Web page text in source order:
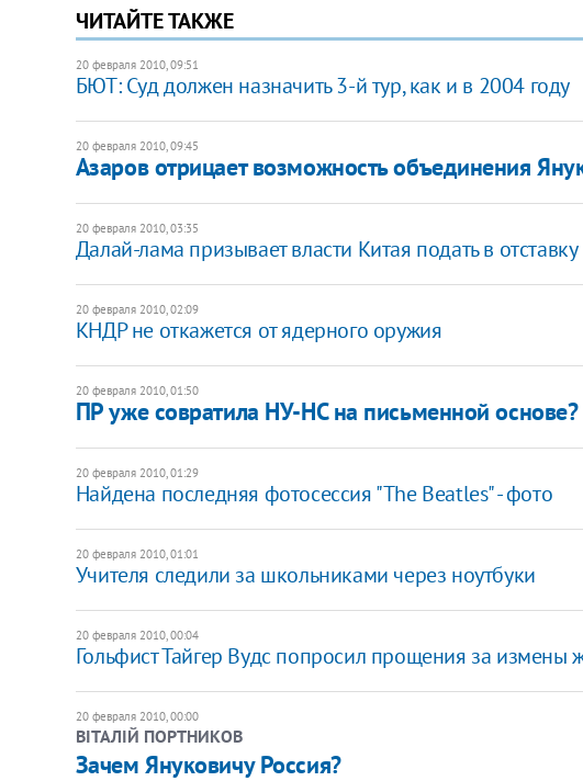
ЧИТАЙТЕ ТАКЖЕ
20 февраля 2010, 09:51
БЮТ: Суд должен назначить 3-й тур, как и в 2004 году
20 февраля 2010, 09:45
Азаров отрицает возможность объединения
20 февраля 2010, 03:35
Далай-лама призывает власти Китая подать в отставку
20 февраля 2010, 02:09
КНДР не откажется от ядерного оружия
20 февраля 2010, 01:50
ПР уже совратила НУ-НС на письменной основе?
20 февраля 2010, 01:29
Найдена последняя фотосессия "The Beatles" - фото
20 февраля 2010, 01:01
Учителя следили за школьниками через ноутбуки
20 февраля 2010, 00:04
Гольфист Тайгер Вудс попросил прощения за измены
20 февраля 2010, 00:00
ВІТАЛІЙ ПОРТНИКОВ
Зачем Януковичу Россия?